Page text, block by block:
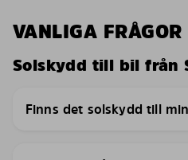
VANLIGA
Solskydd till bil från
Finns det solskydd till